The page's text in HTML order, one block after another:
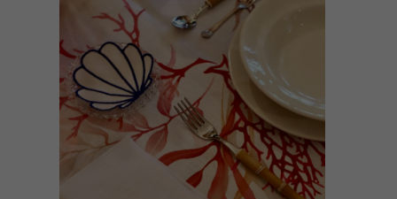
AÑADIR AL CARRITO